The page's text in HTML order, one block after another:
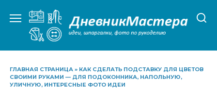
содержанию
ГЛАВНАЯ СТРАНИЦА » КАК СДЕЛАТЬ ПОДСТАВКУ ДЛЯ ЦВЕТОВ
СВОИМИ РУКАМИ — ДЛЯ ПОДОКОННИКА, НАПОЛЬНУЮ,
УЛИЧНУЮ, ИНТЕРЕСНЫЕ ФОТО ИДЕИ